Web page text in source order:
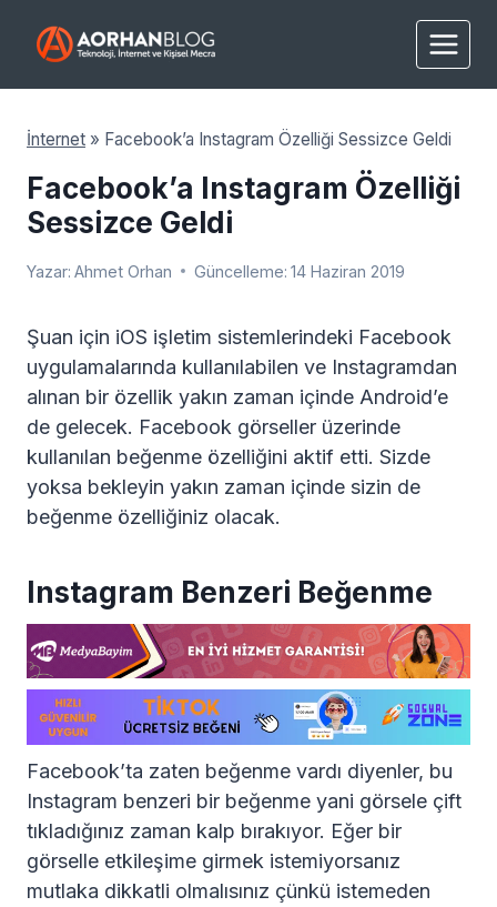
İnternet » Facebook’a Instagram Özelliği Sessizce Geldi
Facebook’a Instagram Özelliği
Sessizce Geldi
Yazar: Ahmet Orhan Güncelleme: 14 Haziran 2019
Şuan için iOS işletim sistemlerindeki Facebook
uygulamalarında kullanılabilen ve Instagramdan
alınan bir özellik yakın zaman içinde Android’e
de gelecek. Facebook görseller üzerinde
kullanılan beğenme özelliğini aktif etti. Sizde
yoksa bekleyin yakın zaman içinde sizin de
beğenme özelliğiniz olacak.
Instagram Benzeri Beğenme
Facebook’ta zaten beğenme vardı diyenler, bu
Instagram benzeri bir beğenme yani görsele çift
tıkladığınız zaman kalp bırakıyor. Eğer bir
görselle etkileşime girmek istemiyorsanız
mutlaka dikkatli olmalısınız çünkü istemeden